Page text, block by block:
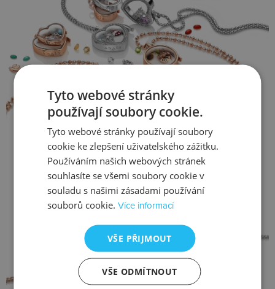
Tyto webové stránky
používají soubory cookie.
Tyto webové stránky používají soubory
cookie ke zlepšení uživatelského zážitku.
Používáním našich webových stránek
souhlasíte se všemi soubory cookie v
souladu s našimi zásadami používání
souborů cookie.Více informací
VŠE PŘIJMOUT
VŠE ODMÍTNOUT